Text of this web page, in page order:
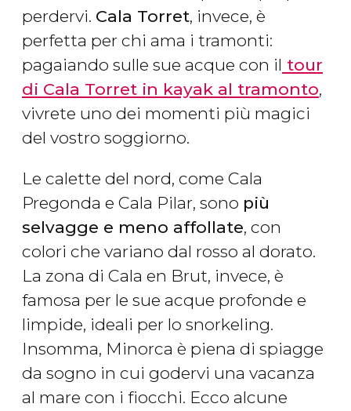
perdervi. Cala Torret, invece, è
perfetta per chi ama i tramonti:
pagaiando sulle sue acque con il tour
di Cala Torret in kayak al tramonto,
vivrete uno dei momenti più magici
del vostro soggiorno.
Le calette del nord, come Cala
Pregonda e Cala Pilar, sono più
selvagge e meno affollate, con
colori che variano dal rosso al dorato.
La zona di Cala en Brut, invece, è
famosa per le sue acque profonde e
limpide, ideali per lo snorkeling.
Insomma, Minorca è piena di spiagge
da sogno in cui godervi una vacanza
al mare con i fiocchi. Ecco alcune